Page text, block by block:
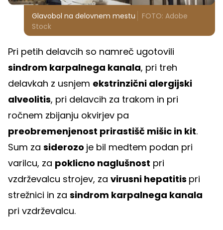
Glavobol na delovnem mestu
FOTO: Adobe
Stock
Pri petih delavcih so namreč ugotovili
sindrom karpalnega kanala, pri treh
delavkah z usnjem ekstrinzični alergijski
alveolitis, pri delavcih za trakom in pri
ročnem zbijanju okvirjev pa
preobremenjenost prirastišč mišic in kit.
Sum za siderozo je bil medtem podan pri
varilcu, za poklicno naglušnost pri
vzdrževalcu strojev, za virusni hepatitis pri
strežnici in za sindrom karpalnega kanala
pri vzdrževalcu.